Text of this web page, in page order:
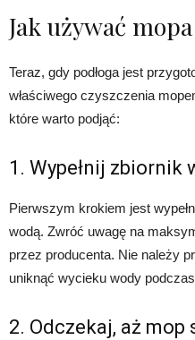
Jak używać
Teraz, gdy podłoga jest
właściwego czyszczenia
które warto podjąć:
1. Wypełnij zbiornik
Pierwszym krokiem jest
wodą. Zwróć uwagę na
przez producenta. Nie należy
uniknąć wycieku wody
2. Odczekaj, aż mop